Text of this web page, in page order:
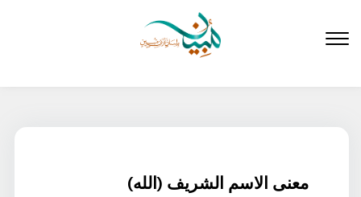
المحتوى
معنى الاسم الشريف (الله)